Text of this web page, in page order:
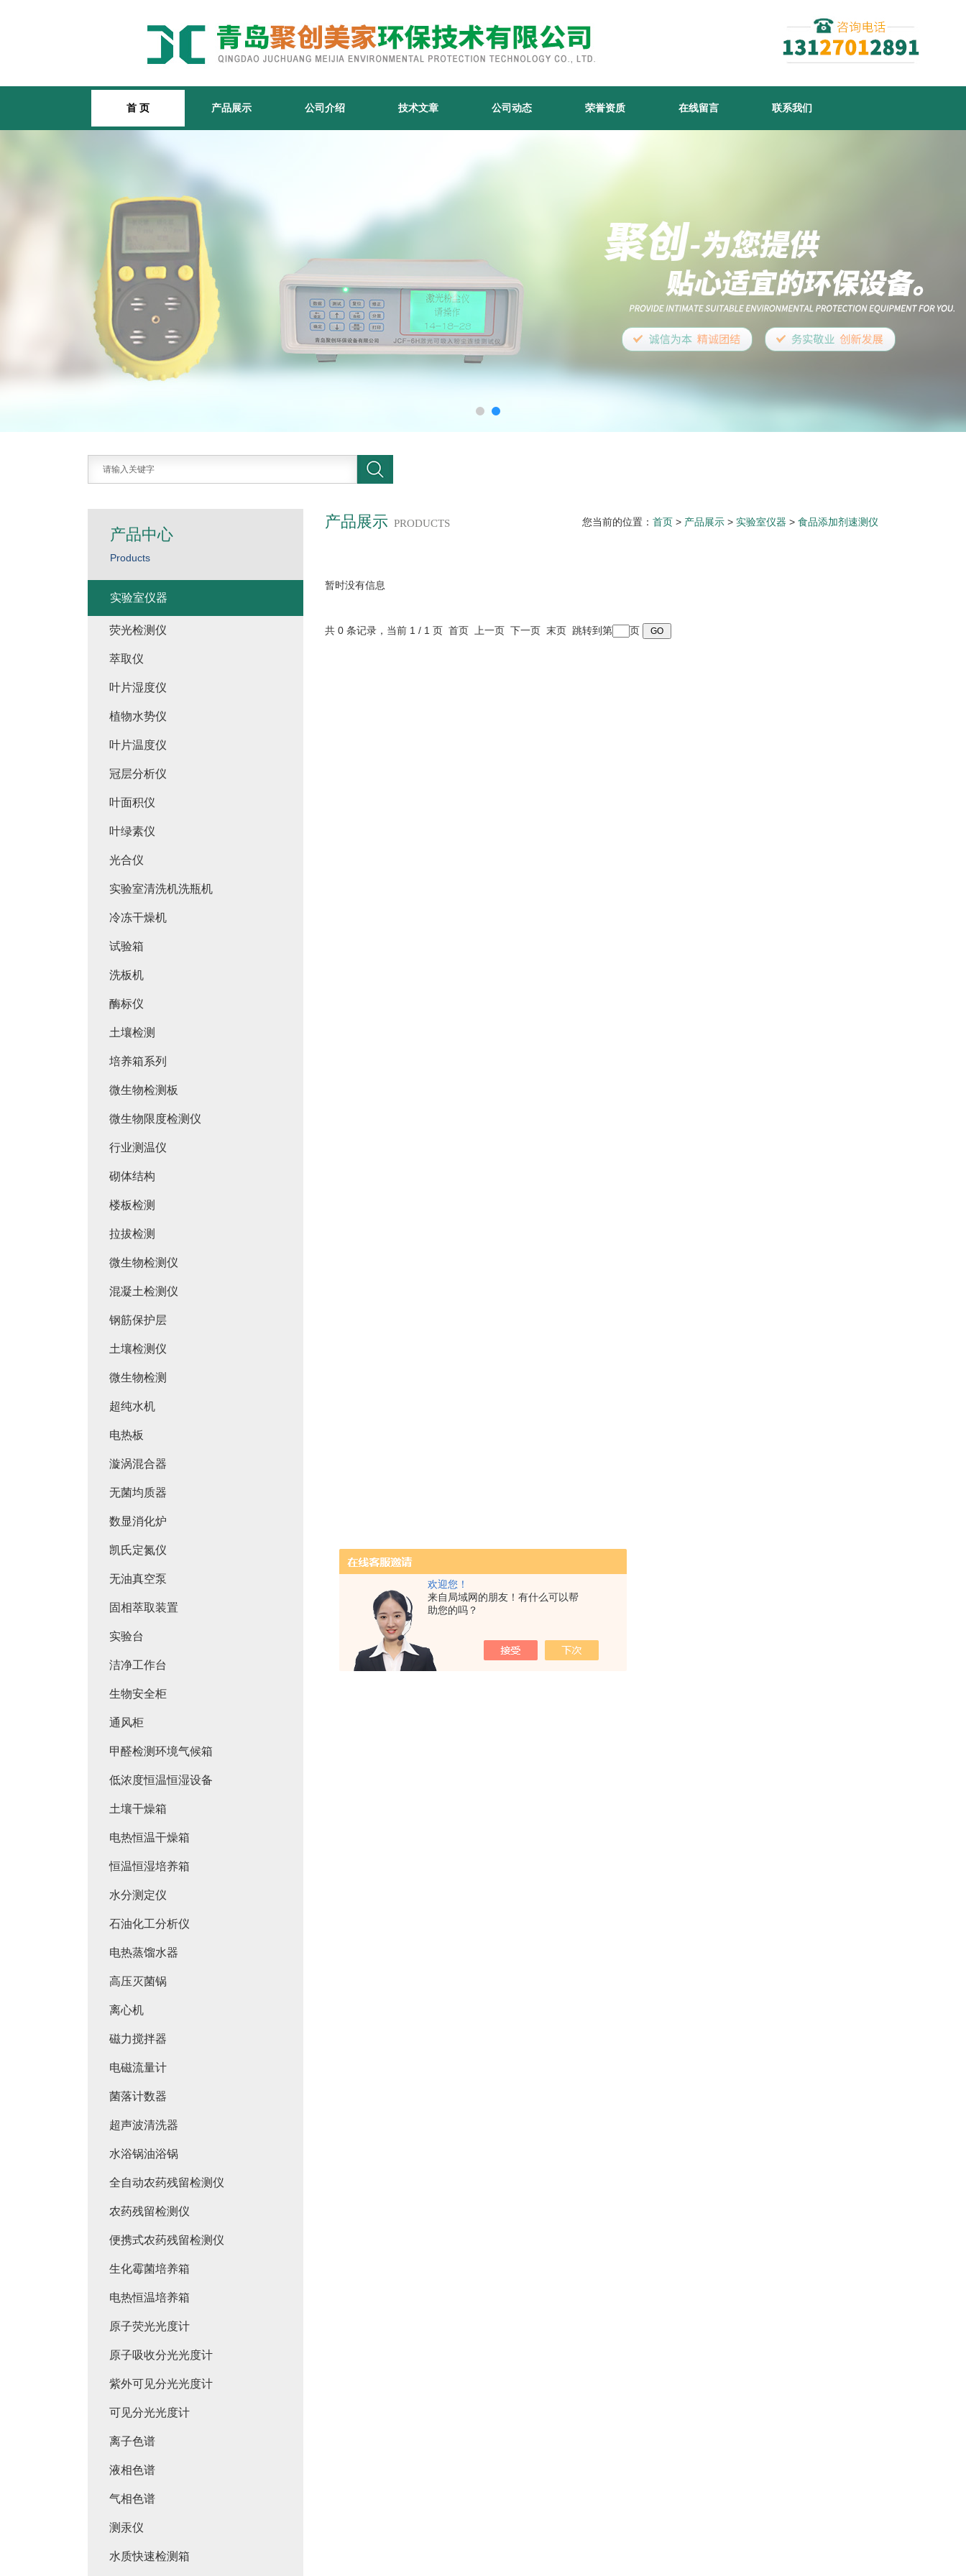
欢迎您！
来自局域网的朋友！有什么可以帮
助您的吗？
首 页 产品展示 公司介绍 技术文章 公司动态 荣誉资质 在线留言 联系我们
产品展示 PRODUCTS 您当前的位置： 首页 > 产品展示 > 实验室仪器 > 食品添加剂速测仪
暂时没有信息
共 0 条记录，当前 1 / 1 页 首页 上一页 下一页 末页 跳转到第 页
产品中心
Products
实验室仪器
荧光检测仪
萃取仪
叶片湿度仪
植物水势仪
叶片温度仪
冠层分析仪
叶面积仪
叶绿素仪
光合仪
实验室清洗机洗瓶机
冷冻干燥机
试验箱
洗板机
酶标仪
土壤检测
培养箱系列
微生物检测板
微生物限度检测仪
行业测温仪
砌体结构
楼板检测
拉拔检测
微生物检测仪
混凝土检测仪
钢筋保护层
土壤检测仪
微生物检测
超纯水机
电热板
漩涡混合器
无菌均质器
数显消化炉
凯氏定氮仪
无油真空泵
固相萃取装置
实验台
洁净工作台
生物安全柜
通风柜
甲醛检测环境气候箱
低浓度恒温恒湿设备
土壤干燥箱
电热恒温干燥箱
恒温恒湿培养箱
水分测定仪
石油化工分析仪
电热蒸馏水器
高压灭菌锅
离心机
磁力搅拌器
电磁流量计
菌落计数器
超声波清洗器
水浴锅油浴锅
全自动农药残留检测仪
农药残留检测仪
便携式农药残留检测仪
生化霉菌培养箱
电热恒温培养箱
原子荧光光度计
原子吸收分光光度计
紫外可见分光光度计
可见分光光度计
离子色谱
液相色谱
气相色谱
测汞仪
水质快速检测箱